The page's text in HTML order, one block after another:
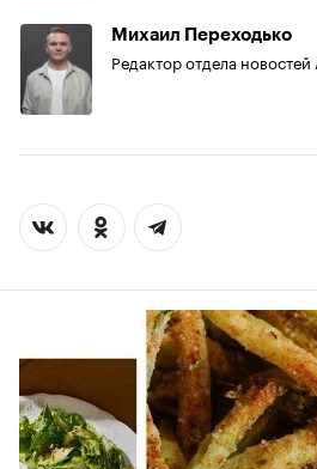
Михаил Переходько
Редактор отдела